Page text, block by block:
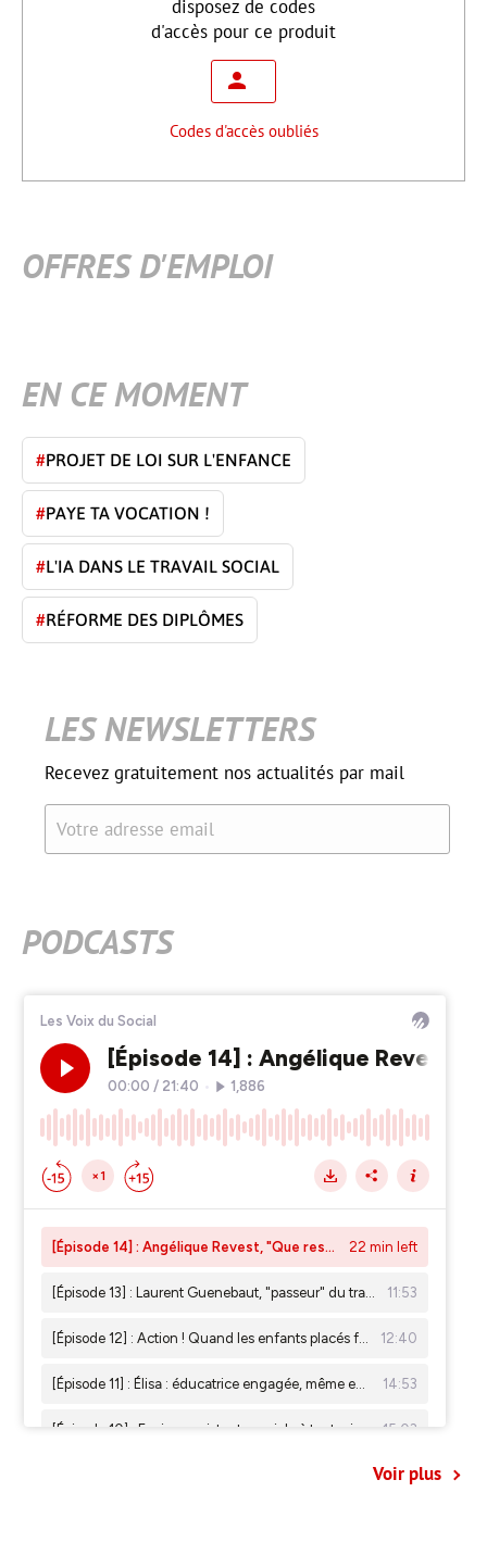
disposez de codes
d'accès pour ce produit
Codes d'accès oubliés
OFFRES D'EMPLOI
EN CE MOMENT
#PROJET DE LOI SUR L'ENFANCE
#PAYE TA VOCATION !
#L'IA DANS LE TRAVAIL SOCIAL
#RÉFORME DES DIPLÔMES
LES NEWSLETTERS
Recevez gratuitement nos actualités par mail
Votre adresse email
PODCASTS
Voir plus